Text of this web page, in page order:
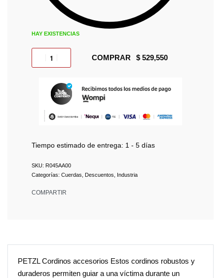
HAY EXISTENCIAS
COMPRAR
Tiempo estimado de entrega: 1 - 5 días
R045AA00
Categorías: Cuerdas Descuentos Industria
COMPARTIR
PETZL Cordinos accesorios Estos cordinos robustos y
duraderos permiten guiar a una víctima durante un